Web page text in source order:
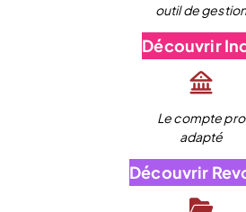
outil de
Découvrir
Le compte pro
adapté
Découvrir